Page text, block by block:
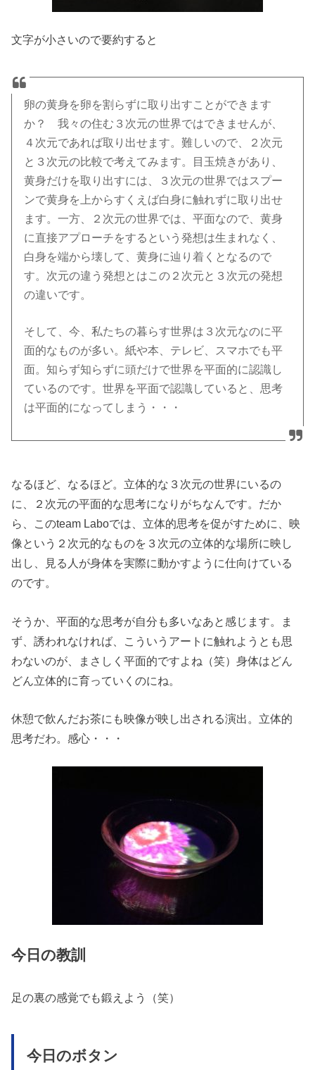
文字が小さいので要約すると
卵の黄身を卵を割らずに取り出すことができます
か？ 我々の住む３次元の世界ではできませんが、
４次元であれば取り出せます。難しいので、２次元
と３次元の比較で考えてみます。目玉焼きがあり、
黄身だけを取り出すには、３次元の世界ではスプー
ンで黄身を上からすくえば白身に触れずに取り出せ
ます。一方、２次元の世界では、平面なので、黄身
に直接アプローチをするという発想は生まれなく、
白身を端から壊して、黄身に辿り着くとなるので
す。次元の違う発想とはこの２次元と３次元の発想
の違いです。
そして、今、私たちの暮らす世界は３次元なのに平
面的なものが多い。紙や本、テレビ、スマホでも平
面。知らず知らずに頭だけで世界を平面的に認識し
ているのです。世界を平面で認識していると、思考
は平面的になってしまう・・・
なるほど、なるほど。立体的な３次元の世界にいるの
に、２次元の平面的な思考になりがちなんです。だか
ら、このteam Laboでは、立体的思考を促がすために、映
像という２次元的なものを３次元の立体的な場所に映し
出し、見る人が身体を実際に動かすように仕向けている
のです。
そうか、平面的な思考が自分も多いなあと感じます。ま
ず、誘われなければ、こういうアートに触れようとも思
わないのが、まさしく平面的ですよね（笑）身体はどん
どん立体的に育っていくのにね。
休憩で飲んだお茶にも映像が映し出される演出。立体的
思考だわ。感心・・・
今日の教訓
足の裏の感覚でも鍛えよう（笑）
今日のボタン